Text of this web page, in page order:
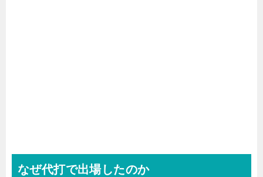
なぜ代打で出場したのか